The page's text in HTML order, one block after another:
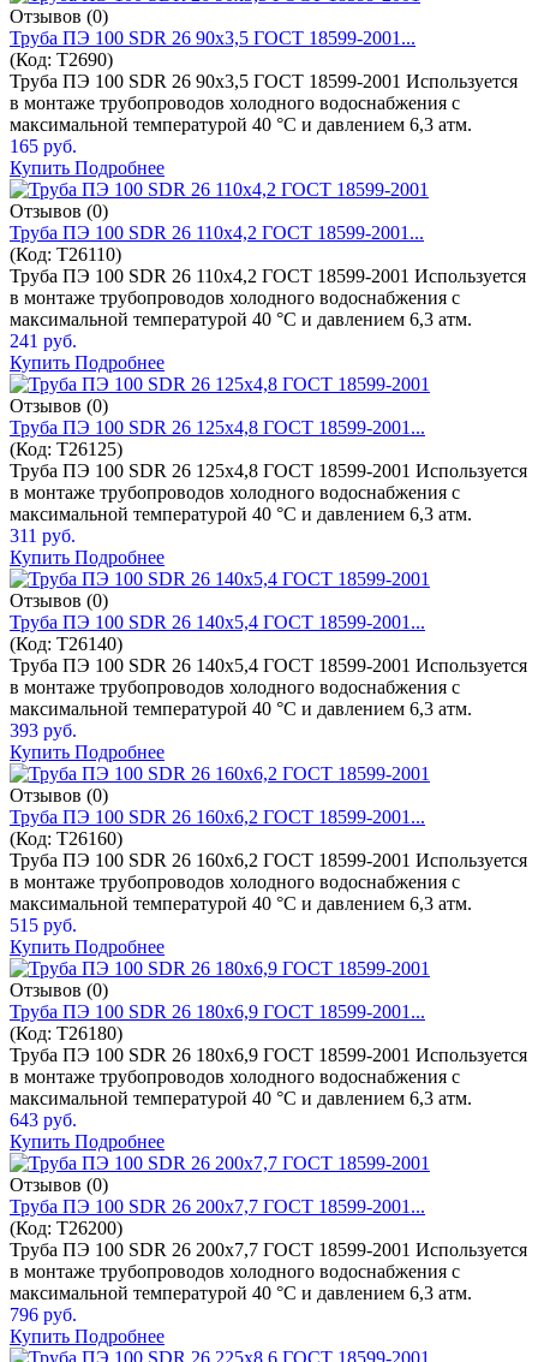
Отзывов (0)
Труба ПЭ 100 SDR 26 90x3,5 ГОСТ 18599-2001...
(Код: T2690)
Труба ПЭ 100 SDR 26 90x3,5 ГОСТ 18599-2001 Используется
в монтаже трубопроводов холодного водоснабжения с
максимальной температурой 40 °C и давлением 6,3 атм.
165 руб.
Купить Подробнее
Отзывов (0)
Труба ПЭ 100 SDR 26 110x4,2 ГОСТ 18599-2001...
(Код: T26110)
Труба ПЭ 100 SDR 26 110x4,2 ГОСТ 18599-2001 Используется
в монтаже трубопроводов холодного водоснабжения с
максимальной температурой 40 °C и давлением 6,3 атм.
241 руб.
Купить Подробнее
Отзывов (0)
Труба ПЭ 100 SDR 26 125x4,8 ГОСТ 18599-2001...
(Код: T26125)
Труба ПЭ 100 SDR 26 125x4,8 ГОСТ 18599-2001 Используется
в монтаже трубопроводов холодного водоснабжения с
максимальной температурой 40 °C и давлением 6,3 атм.
311 руб.
Купить Подробнее
Отзывов (0)
Труба ПЭ 100 SDR 26 140x5,4 ГОСТ 18599-2001...
(Код: T26140)
Труба ПЭ 100 SDR 26 140x5,4 ГОСТ 18599-2001 Используется
в монтаже трубопроводов холодного водоснабжения с
максимальной температурой 40 °C и давлением 6,3 атм.
393 руб.
Купить Подробнее
Отзывов (0)
Труба ПЭ 100 SDR 26 160x6,2 ГОСТ 18599-2001...
(Код: T26160)
Труба ПЭ 100 SDR 26 160x6,2 ГОСТ 18599-2001 Используется
в монтаже трубопроводов холодного водоснабжения с
максимальной температурой 40 °C и давлением 6,3 атм.
515 руб.
Купить Подробнее
Отзывов (0)
Труба ПЭ 100 SDR 26 180x6,9 ГОСТ 18599-2001...
(Код: T26180)
Труба ПЭ 100 SDR 26 180x6,9 ГОСТ 18599-2001 Используется
в монтаже трубопроводов холодного водоснабжения с
максимальной температурой 40 °C и давлением 6,3 атм.
643 руб.
Купить Подробнее
Отзывов (0)
Труба ПЭ 100 SDR 26 200x7,7 ГОСТ 18599-2001...
(Код: T26200)
Труба ПЭ 100 SDR 26 200x7,7 ГОСТ 18599-2001 Используется
в монтаже трубопроводов холодного водоснабжения с
максимальной температурой 40 °C и давлением 6,3 атм.
796 руб.
Купить Подробнее